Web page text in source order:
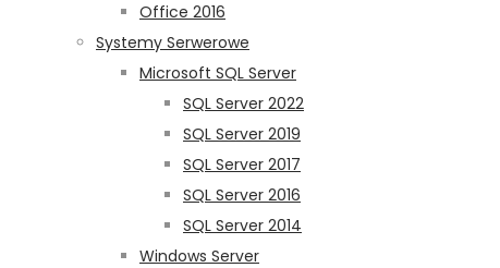
Office 2016
Systemy Serwerowe
Microsoft SQL Server
SQL Server 2022
SQL Server 2019
SQL Server 2017
SQL Server 2016
SQL Server 2014
Windows Server